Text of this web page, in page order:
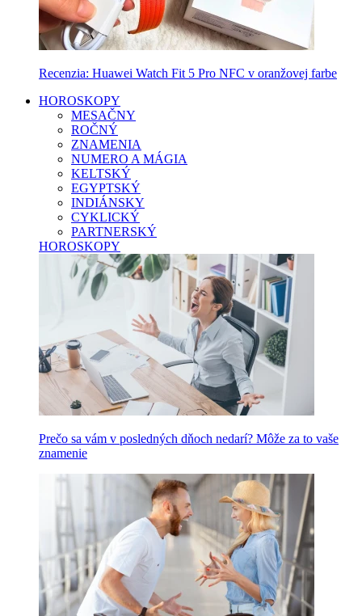
Recenzia: Huawei Watch Fit 5 Pro NFC v oranžovej farbe
HOROSKOPY
MESAČNY
ROČNÝ
ZNAMENIA
NUMERO A MÁGIA
KELTSKÝ
EGYPTSKÝ
INDIÁNSKY
CYKLICKÝ
PARTNERSKÝ
HOROSKOPY
Prečo sa vám v posledných dňoch nedarí? Môže za to vaše
znamenie